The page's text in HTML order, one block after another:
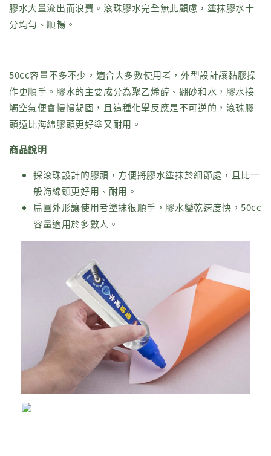
膠水大量流出而浪費。滾珠膠水完全無此顧慮，塗抹膠水十
分均勻、順暢。
50cc容量不多不少，適合大多數使用者，外型設計讓黏膠操
作更順手。膠水的主要成分為聚乙烯醇、硼砂和水，膠水接
觸空氣便會慢慢凝固，且這種化學反應是不可逆的，滾珠膠
頭遠比海綿膠頭更好塗又耐用。
商品說明
採滾珠設計的膠頭，方便將膠水塗抹於細節處，且比一
般海綿頭更好用、耐用。
扁圓外形讓使用者塗抹很順手，膠水變乾速度快，50cc
容量適用於多數人。